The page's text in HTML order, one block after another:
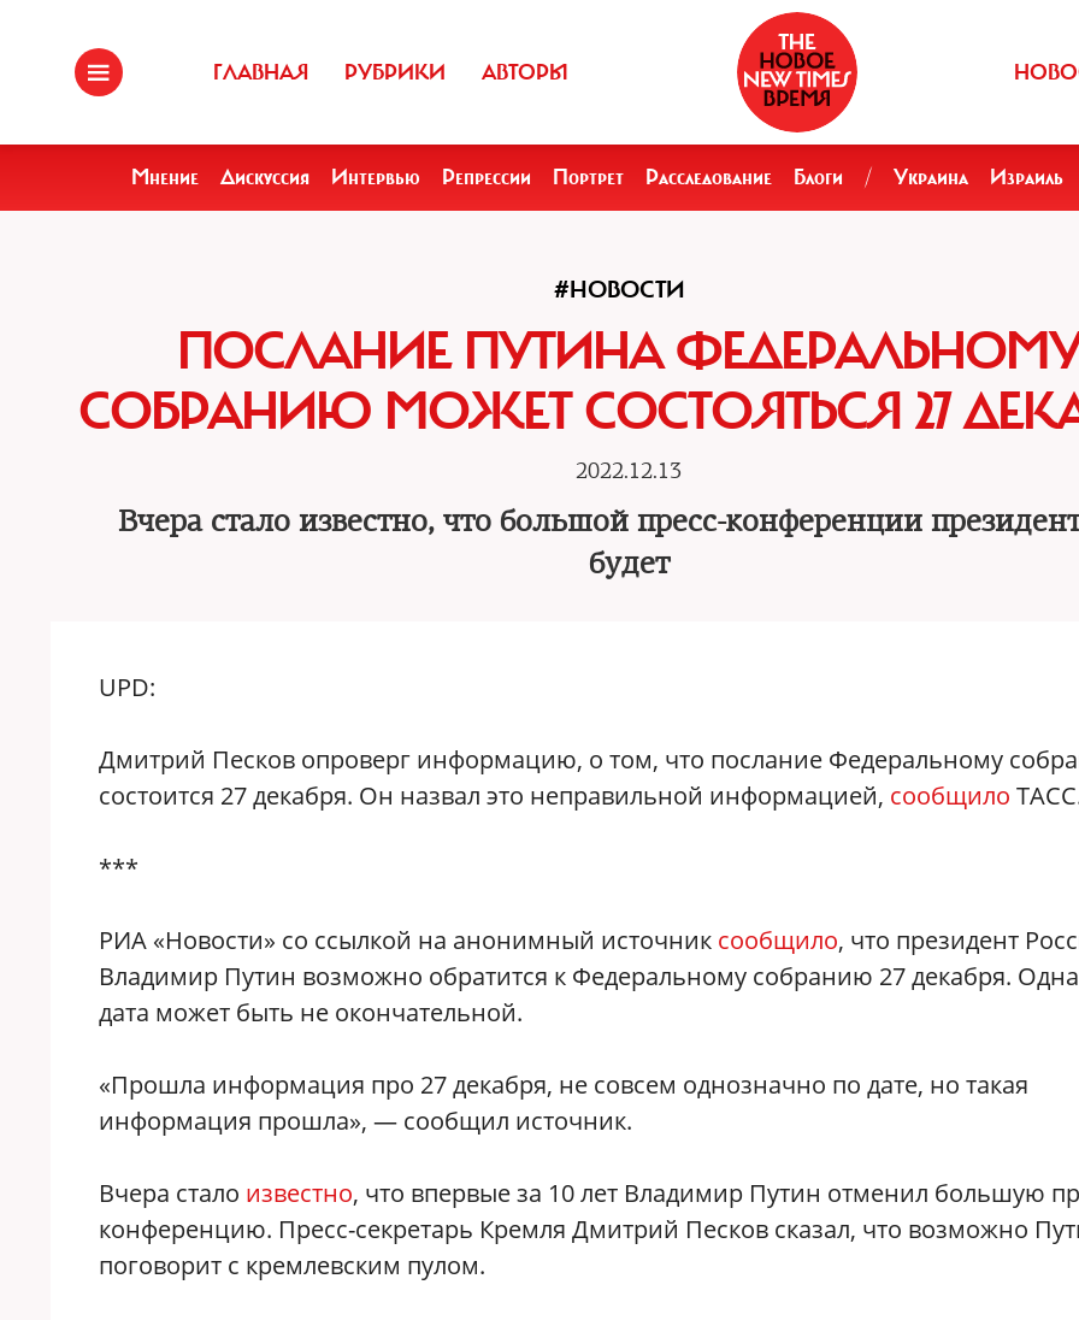
ГЛАВНАЯ РУБРИКИ АВТОРЫ
Мнение Дискуссия Интервью Репрессии Портрет Расследование Блоги / Украина Израиль
#НОВОСТИ
ПОСЛАНИЕ ПУТИНА
СОБРАНИЮ МОЖЕТ СОСТОЯТЬСЯ 27
2022.12.13
Вчера стало известно, что большой пресс-конференции
будет
UPD:
Дмитрий Песков опроверг информацию, о том, что послание Федеральному
состоится 27 декабря. Он назвал это неправильной информацией, сообщило
***
РИА «Новости» со ссылкой на анонимный источник сообщило, что президент
Владимир Путин возможно обратится к Федеральному собранию 27 декабря.
дата может быть не окончательной.
«Прошла информация про 27 декабря, не совсем однозначно по дате, но такая
информация прошла»‎, — сообщил источник.
Вчера стало известно, что впервые за 10 лет Владимир Путин отменил большую
конференцию. Пресс-секретарь Кремля Дмитрий Песков сказал, что возможно
поговорит с кремлевским пулом.